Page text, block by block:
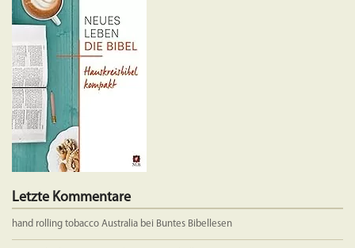
Letzte Kommentare
hand rolling tobacco Australia bei Buntes Bibellesen